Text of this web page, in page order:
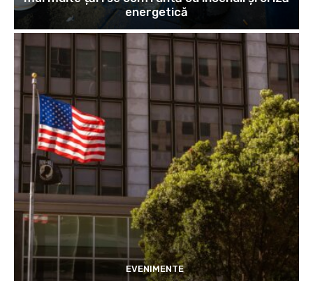
energetică
EVENIMENTE